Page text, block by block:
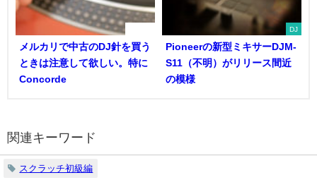
メルカリで中古のDJ針を買う
ときは注意して欲しい。特に
Concorde
DJ
Pioneerの新型ミキサーDJM-
S11（不明）がリリース間近
の模様
関連キーワード
スクラッチ初級編